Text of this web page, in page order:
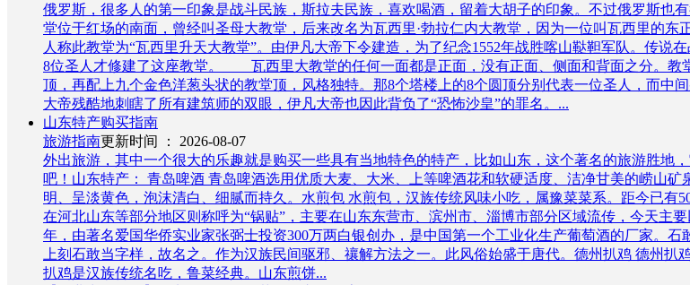
俄罗斯，很多人的第一印象是战斗民族，斯拉夫民族，喜欢喝酒，留着大胡子的印象。不过俄罗斯也
堂位于红场的南面，曾经叫圣母大教堂，后来改名为瓦西里·勃拉仁内大教堂，因为一位叫瓦西里的
人称此教堂为“瓦西里升天大教堂”。由伊凡大帝下令建造，为了纪念1552年战胜喀山鞑靼军队。传
8位圣人才修建了这座教堂。 瓦西里大教堂的任何一面都是正面，没有正面、侧面和背面之分。教
顶，再配上九个金色洋葱头状的教堂顶，风格独特。那8个塔楼上的8个圆顶分别代表一位圣人，而
大帝残酷地刺瞎了所有建筑师的双眼，伊凡大帝也因此背负了“恐怖沙皇”的罪名。...
山东特产购买指南
旅游指南更新时间 ： 2026-08-07
外出旅游，其中一个很大的乐趣就是购买一些具有当地特色的特产，比如山东，这个著名的旅游胜地
吧！山东特产： 青岛啤酒 青岛啤酒选用优质大麦、大米、上等啤酒花和软硬适度、洁净甘美的崂山
明、呈淡黄色，泡沫清白、细腻而持久。水煎包 水煎包，汉族传统风味小吃，属豫菜菜系。距今已有
在河北山东等部分地区则称呼为“锅贴”，主要在山东东营市、滨州市、淄博市部分区域流传，今天主
年，由著名爱国华侨实业家张弼士投资300万两白银创办，是中国第一个工业化生产葡萄酒的厂家。
上刻石敢当字样，故名之。作为汉族民间驱邪、禳解方法之一。此风俗始盛于唐代。德州扒鸡 德州
扒鸡是汉族传统名吃，鲁菜经典。山东煎饼...